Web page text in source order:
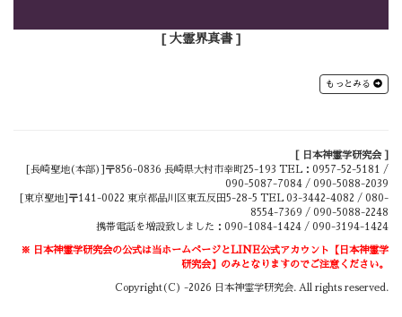
[ 大霊界真書 ]
もっとみる
[ 日本神霊学研究会 ]
[長崎聖地(本部)]〒856-0836 長崎県大村市幸町25-193 TEL：0957-52-5181 /
090-5087-7084 / 090-5088-2039
[東京聖地]〒141-0022 東京都品川区東五反田5-28-5 TEL 03-3442-4082 / 080-
8554-7369 / 090-5088-2248
携帯電話を増設致しました：090-1084-1424 / 090-3194-1424
※ 日本神霊学研究会の公式は当ホームページとLINE公式アカウント【日本神霊学
研究会】のみとなりますのでご注意ください。
Copyright(C) -2026 日本神霊学研究会. All rights reserved.